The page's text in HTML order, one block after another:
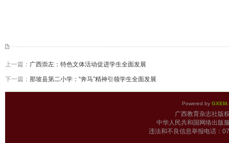
上一篇： 广西崇左：特色文体活动促进学生全面发展
下一篇： 那坡县第二小学：“奔马”精神引领学生全面发展
Powered by
广西教育杂志
中华人民共和国网络出版
违法和不良信息举报电话：